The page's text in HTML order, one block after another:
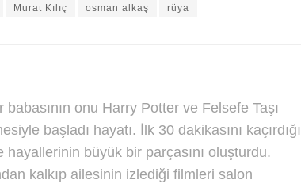
Murat Kılıç osman alkaş rüya
onu Harry Potter ve Felsefe Taşı
başladı hayatı. İlk 30 dakikasını kaçırdığı
büyük bir parçasını oluşturdu.
kalkıp ailesinin izlediği filmleri salon